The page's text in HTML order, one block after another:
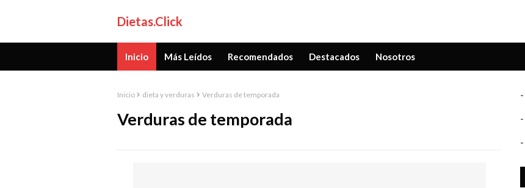
Dietas.Click
Inicio Más Leídos Recomendados Destacados Nosotros
Inicio dieta y verduras Verduras de temporada
Verduras de temporada
-
-
-